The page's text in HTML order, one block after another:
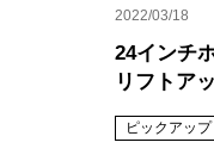
2022/03/18
24インチ
リフトア
ピックアッ